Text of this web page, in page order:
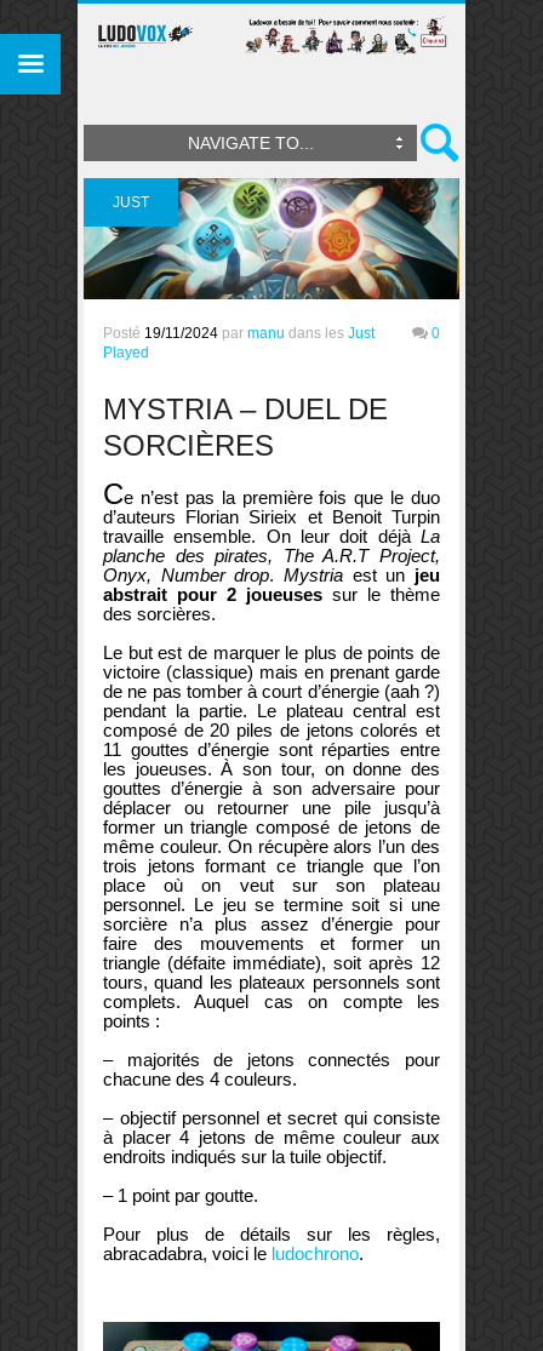
NAVIGATE TO...
JUST
PLAYED
Posté 19/11/2024 par manu dans les Just
Played
0
MYSTRIA – DUEL DE
SORCIÈRES
Ce n’est pas la première fois que le duo
d’auteurs Florian Sirieix et Benoit Turpin
travaille ensemble. On leur doit déjà La
planche des pirates, The A.R.T Project,
Onyx, Number drop.Mystria est un jeu
abstrait pour 2 joueuses sur le thème
des sorcières.
Le but est de marquer le plus de points de
victoire (classique) mais en prenant garde
de ne pas tomber à court d’énergie (aah ?)
pendant la partie. Le plateau central est
composé de 20 piles de jetons colorés et
11 gouttes d’énergie sont réparties entre
les joueuses. À son tour, on donne des
gouttes d’énergie à son adversaire pour
déplacer ou retourner une pile jusqu’à
former un triangle composé de jetons de
même couleur. On récupère alors l’un des
trois jetons formant ce triangle que l’on
place où on veut sur son plateau
personnel. Le jeu se termine soit si une
sorcière n’a plus assez d’énergie pour
faire des mouvements et former un
triangle (défaite immédiate), soit après 12
tours, quand les plateaux personnels sont
complets. Auquel cas on compte les
points :
– majorités de jetons connectés pour
chacune des 4 couleurs.
– objectif personnel et secret qui consiste
à placer 4 jetons de même couleur aux
endroits indiqués sur la tuile objectif.
– 1 point par goutte.
Pour plus de détails sur les règles,
abracadabra, voici le ludochrono.